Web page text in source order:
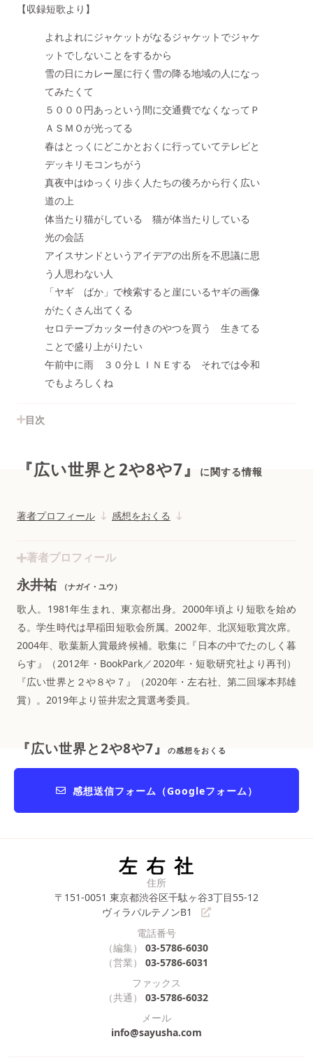
【収録短歌より】
よれよれにジャケットがなるジャケットでジャケ
ットでしないことをするから
雪の日にカレー屋に行く雪の降る地域の人になっ
てみたくて
５０００円あっという間に交通費でなくなってＰ
ＡＳＭＯが光ってる
春はとっくにどこかとおくに行っていてテレビと
デッキリモコンちがう
真夜中はゆっくり歩く人たちの後ろから行く広い
道の上
体当たり猫がしている 猫が体当たりしている
光の会話
アイスサンドというアイデアの出所を不思議に思
う人思わない人
「ヤギ ばか」で検索すると崖にいるヤギの画像
がたくさん出てくる
セロテープカッター付きのやつを買う 生きてる
ことで盛り上がりたい
午前中に雨 ３０分ＬＩＮＥする それでは令和
でもよろしくね
目次
『広い世界と2や8や7』 に関する情報
著者プロフィール 感想をおくる
著者プロフィール
永井祐 （ナガイ・ユウ）
歌人。1981年生まれ、東京都出身。2000年頃より短歌を始め
る。学生時代は早稲田短歌会所属。2002年、北溟短歌賞次席。
2004年、歌葉新人賞最終候補。歌集に『日本の中でたのしく暮
らす』（2012年・BookPark／2020年・短歌研究社より再刊）
『広い世界と２や８や７』（2020年・左右社、第二回塚本邦雄
賞）。2019年より笹井宏之賞選考委員。
『広い世界と2や8や7』 の感想をおくる
感想送信フォーム（Googleフォーム）
住所
〒151-0051 東京都渋谷区千駄ヶ谷3丁目55-12
ヴィラパルテノンB1
電話番号
（編集）
03-5786-6030
（営業）
03-5786-6031
ファックス
（共通）
03-5786-6032
メール
info@sayusha.com